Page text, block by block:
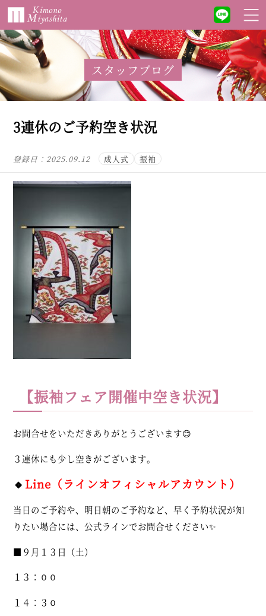
スタッフブログ
3連休のご予約空き状況
登録日：2025.09.12 成人式 振袖
【振袖フェア開催中空き状況】
お問合せをいただきありがとうございます😊
３連休にも少し空きがございます。
🔸 Line（ラインオフィシャルアカウント）
当日のご予約や、明日朝のご予約など、早く予約状況が知
りたい場合には、公式ラインでお問合せください✨
■９月１３日（土）
１３：００
１４：３０